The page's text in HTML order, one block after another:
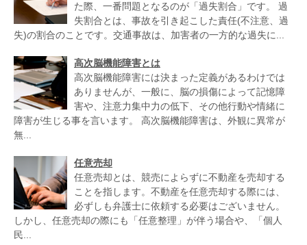
た際、一番問題となるのが「過失割合」です。 過
失割合とは、事故を引き起こした責任(不注意、過
失)の割合のことです。交通事故は、加害者の一方的な過失に...
高次脳機能障害とは
高次脳機能障害には決まった定義があるわけでは
ありませんが、一般に、脳の損傷によって記憶障
害や、注意力集中力の低下、その他行動や情緒に
障害が生じる事を言います。 高次脳機能障害は、外観に異常が
無...
任意売却
任意売却とは、競売によらずに不動産を売却する
ことを指します。不動産を任意売却する際には、
必ずしも弁護士に依頼する必要はございません。
しかし、任意売却の際にも「任意整理」が伴う場合や、「個人
民...